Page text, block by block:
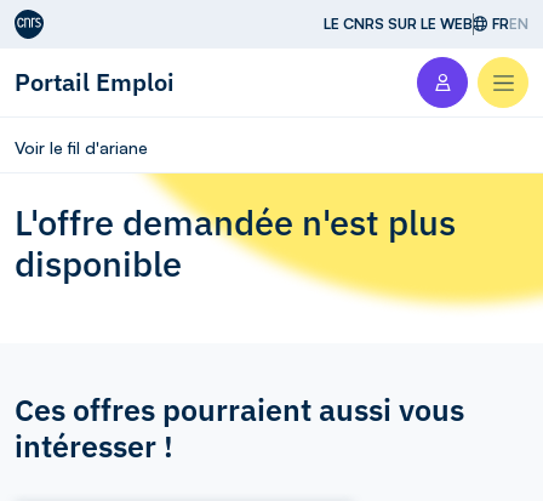
Aller au contenu LE CNRS SUR LE WEB FREN
Portail Emploi
Voir le fil d'ariane
L'offre demandée n'est plus
disponible
Ces offres pourraient aussi vous
intéresser !